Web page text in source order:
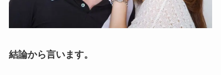
結論から言います。